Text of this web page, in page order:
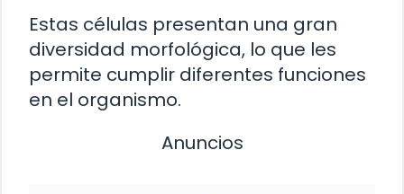
Estas células presentan una gran
diversidad morfológica, lo que les
permite cumplir diferentes funciones
en el organismo.
Anuncios